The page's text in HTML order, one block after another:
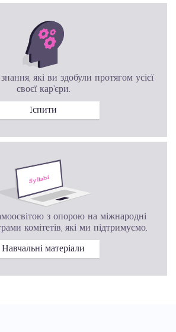
які ви здобули протягом усієї
своєї кар’єри.
Iспити
з опорою на міжнародні
комітетів, які ми підтримуємо.
Навчальні матеріали